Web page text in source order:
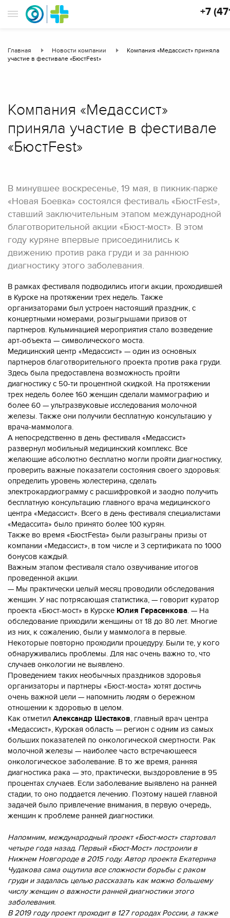
+7
Главная Новости компании
Компания «Медассист» приняла
участие в фестивале «БюстFest»
Компания «Медассист»
приняла участие в фестивале
«БюстFest»
В минувшее воскресенье, 19 мая, в пикник-парке
«Новая Боевка» состоялся фестиваль «БюстFest»,
ставший заключительным этапом международной
благотворительной акции «Бюст-мост». В этом
году куряне впервые присоединились к
движению против рака груди и за раннюю
диагностику этого заболевания.
В рамках фестиваля подводились итоги акции, проходившей
в Курске на протяжении трех недель. Также
организаторами был устроен настоящий праздник, с
концертными номерами, розыгрышами призов от
партнеров. Кульминацией мероприятия стало возведение
арт-объекта — символического моста.
Медицинский центр «Медассист» — один из основных
партнеров благотворительного проекта против рака груди.
Здесь была предоставлена возможность пройти
диагностику с 50-ти процентной скидкой. На протяжении
трех недель более 160 женщин сделали маммографию и
более 60 — ультразвуковые исследования молочной
железы. Также они получили бесплатную консультацию у
врача-маммолога.
А непосредственно в день фестиваля «Медассист»
развернул мобильный медицинский комплекс. Все
желающие абсолютно бесплатно могли пройти диагностику,
проверить важные показатели состояния своего здоровья:
определить уровень холестерина, сделать
электрокардиограмму с расшифровкой и заодно получить
бесплатную консультацию главного врача медицинского
центра «Медассист». Всего в день фестиваля специалистами
«Медассита» было принято более 100 курян.
Также во время «БюстFesta» были разыграны призы от
компании «Медассист», в том числе и 3 сертификата по 1000
бонусов каждый.
Важным этапом фестиваля стало озвучивание итогов
проведенной акции.
— Мы практически целый месяц проводили обследования
женщин. У нас потрясающая статистика, — говорит куратор
проекта «Бюст-мост» в Курске Юлия Герасенкова. — На
обследование приходили женщины от 18 до 80 лет. Многие
из них, к сожалению, были у маммолога в первые.
Некоторые повторно проходили процедуру. Были те, у кого
обнаруживались проблемы. Для нас очень важно то, что
случаев онкологии не выявлено.
Проведением таких необычных праздников здоровья
организаторы и партнеры «Бюст-моста» хотят достичь
очень важной цели — напомнить людям о бережном
отношении к здоровью в целом.
Как отметил Александр Шестаков, главный врач центра
«Медассист», Курская область — регион с одним из самых
больших показателей по онкологической смертности. Рак
молочной железы — наиболее часто встречающееся
онкологическое заболевание. В то же время, ранняя
диагностика рака — это, практически, выздоровление в 95
процентах случаев. Если заболевание выявлено на ранней
стадии, то оно поддается лечению. Поэтому нашей главной
задачей было привлечение внимания, в первую очередь,
женщин к проблеме ранней диагностики.
Напомним, международный проект «Бюст-мост» стартовал
четыре года назад. Первый «Бюст-Мост» построили в
Нижнем Новгороде в 2015 году. Автор проекта Екатерина
Чудакова сама ощутила все сложности борьбы с раком
груди и задалась целью рассказать как можно большему
числу женщин о важности ранней диагностики этого
заболевания.
В 2019 году проект проходит в 127 городах России, а также